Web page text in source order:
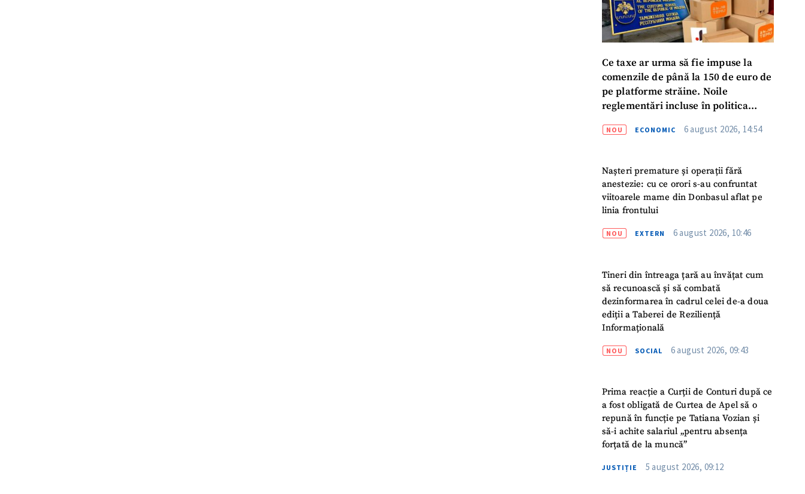
Ce taxe ar urma să fie impuse la
comenzile de până la 150 de euro de
pe platforme străine. Noile
reglementări incluse în politica
NOU ECONOMIC 6 august 2026, 14:54
Nașteri premature și operații fără
anestezie: cu ce orori s-au confruntat
viitoarele mame din Donbasul aflat pe
linia frontului
NOU EXTERN 6 august 2026, 10:46
Tineri din întreaga țară au învățat cum
să recunoască și să combată
dezinformarea în cadrul celei de-a doua
ediții a Taberei de Reziliență
Informațională
NOU SOCIAL 6 august 2026, 09:43
Prima reacție a Curții de Conturi după ce
a fost obligată de Curtea de Apel să o
repună în funcție pe Tatiana Vozian și
să-i achite salariul „pentru absența
forțată de la muncă”
JUSTIȚIE 5 august 2026, 09:12